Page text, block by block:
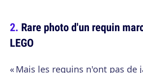
Rare photo d'un requin
LEGO
« Mais les requins n'ont pas de